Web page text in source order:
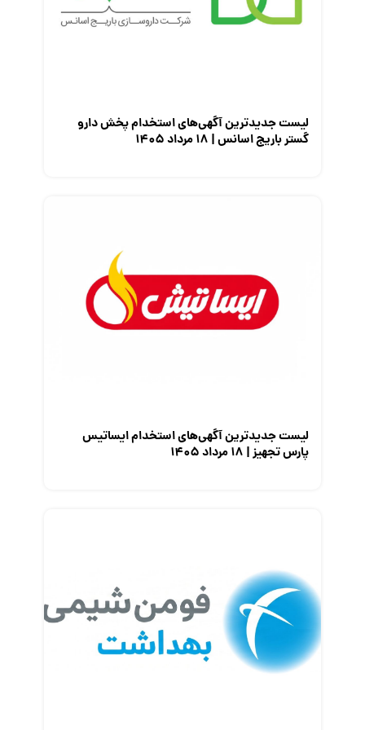
معرفی متخصصان منابع انسانی
لیست جدیدترین آگهی‌های استخدام پخش دارو
گستر باریج اسانس | ۱۸ مرداد ۱۴۰۵
لیست جدیدترین آگهی‌های استخدام ایساتیس
پارس تجهیز | ۱۸ مرداد ۱۴۰۵